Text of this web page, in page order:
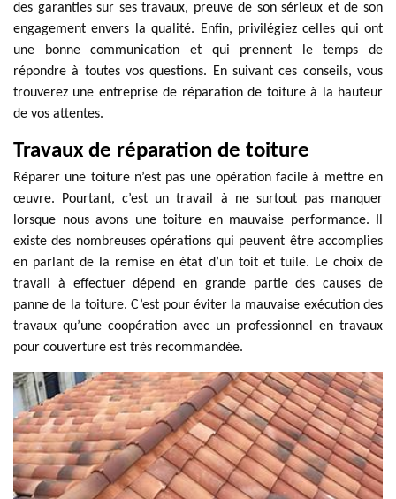
des garanties sur ses travaux, preuve de son sérieux et de son
engagement envers la qualité. Enfin, privilégiez celles qui ont
une bonne communication et qui prennent le temps de
répondre à toutes vos questions. En suivant ces conseils, vous
trouverez une entreprise de réparation de toiture à la hauteur
de vos attentes.
Travaux de réparation de toiture
Réparer une toiture n’est pas une opération facile à mettre en
œuvre. Pourtant, c’est un travail à ne surtout pas manquer
lorsque nous avons une toiture en mauvaise performance. Il
existe des nombreuses opérations qui peuvent être accomplies
en parlant de la remise en état d’un toit et tuile. Le choix de
travail à effectuer dépend en grande partie des causes de
panne de la toiture. C’est pour éviter la mauvaise exécution des
travaux qu’une coopération avec un professionnel en travaux
pour couverture est très recommandée.